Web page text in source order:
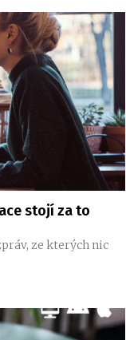
stojí za to
ze kterých nic